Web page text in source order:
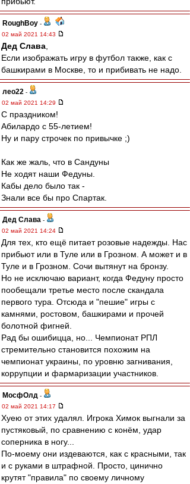
RoughBoy -
02 май 2021 14:43
Дед Слава
Если изображать игру в футбол также, как с
башкирами в Москве, то и прибивать не надо.
лео22 -
02 май 2021 14:29
С праздником!
Абилардо с 55-летием!
Ну и пару строчек по привычке ;)
Как же жаль, что в Сандуны
Не ходят наши Федуны.
Кабы дело было так -
Знали все бы про Спартак.
Дед Слава -
02 май 2021 14:24
Для тех, кто ещё питает розовые надежды. Нас
прибьют или в Туле или в Грозном. А может и в
Туле и в Грозном. Сочи вытянут на бронзу.
Но не исключаю вариант, когда Федуну просто
пообещали третье место после скандала
первого тура. Отсюда и "пешие" игры с
камнями, ростовом, башкирами и прочей
болотной фигней.
Рад бы ошибицца, но... Чемпионат РПЛ
стремительно становится похожим на
чемпионат украины, по уровню загнивания,
коррупции и фармаризации участников.
МосфОлд -
02 май 2021 14:17
Хуею от этих удалял. Игрока Химок выгнали за
пустяковый, по сравнению с конём, удар
соперника в ногу...
По-моему они издеваются, как с красными, так
и с руками в штрафной. Просто, цинично
крутят "правила" по своему личному